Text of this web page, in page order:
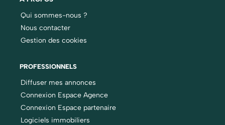
Qui sommes-nous ?
Nous contacter
Gestion des cookies
PROFESSIONNELS
Diffuser mes annonces
Connexion Espace Agence
Connexion Espace partenaire
Logiciels immobiliers